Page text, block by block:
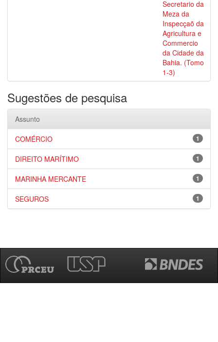
Secretario da
Meza da
Inspecçaõ da
Agricultura e
Commercio
da Cidade da
Bahia. (Tomo
1-3)
Sugestões de pesquisa
Assunto
1
COMÉRCIO
1
DIREITO MARÍTIMO
1
MARINHA MERCANTE
1
SEGUROS